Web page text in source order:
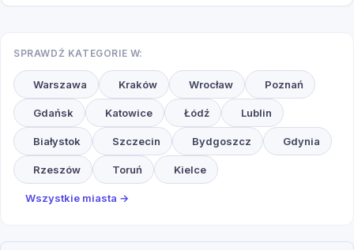
SPRAWDŹ KATEGORIE W:
Warszawa Kraków Wrocław Poznań
Gdańsk Katowice Łódź Lublin
Białystok Szczecin Bydgoszcz Gdynia
Rzeszów Toruń Kielce
Wszystkie miasta →